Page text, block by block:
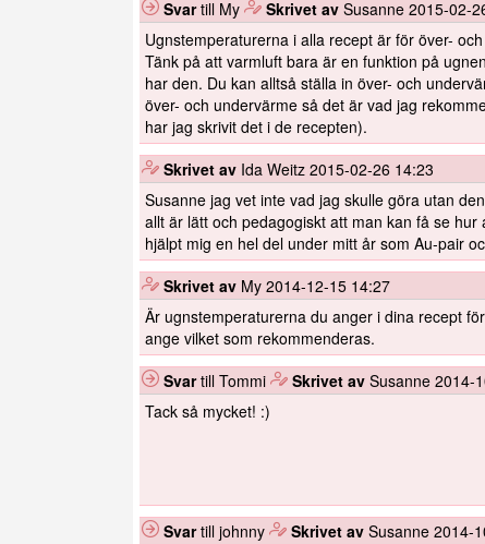
Svartill My Skrivet av Susanne 2015-02-
Ugnstemperaturerna i alla recept är för över-
Tänk på att varmluft bara är en funktion på
har den. Du kan alltså ställa in över- och
över- och undervärme så det är vad jag
har jag skrivit det i de recepten).
Skrivet av Ida Weitz 2015-02-26 14:23
Susanne jag vet inte vad jag skulle göra utan
allt är lätt och pedagogiskt att man kan få se
hjälpt mig en hel del under mitt år som Au-pair
Skrivet av My 2014-12-15 14:27
Är ugnstemperaturerna du anger i dina recept
ange vilket som rekommenderas.
Svartill Tommi Skrivet av Susanne 2014-
Tack så mycket! :)
Svartill johnny Skrivet av Susanne 2014-